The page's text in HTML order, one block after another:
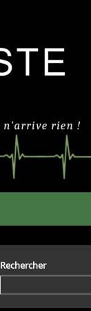
Rechercher